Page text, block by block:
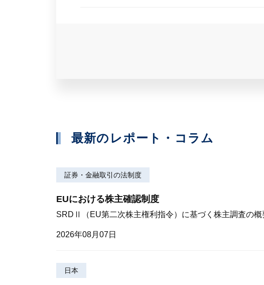
最新のレポート・コラム
証券・金融取引の法制度
EUにおける株主確認制度
SRDⅡ（EU第二次株主権利指令）に基づく株主調査の概
2026年08月07日
日本